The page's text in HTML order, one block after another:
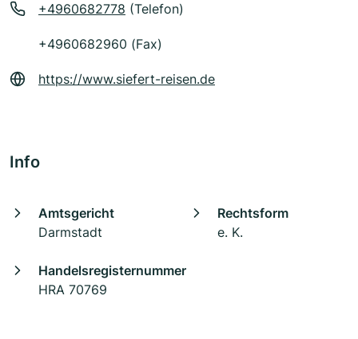
+4960682778 (Telefon)
+4960682960 (Fax)
https://www.siefert-reisen.de
Info
Amtsgericht
Darmstadt
Rechtsform
e. K.
Handelsregisternummer
HRA 70769